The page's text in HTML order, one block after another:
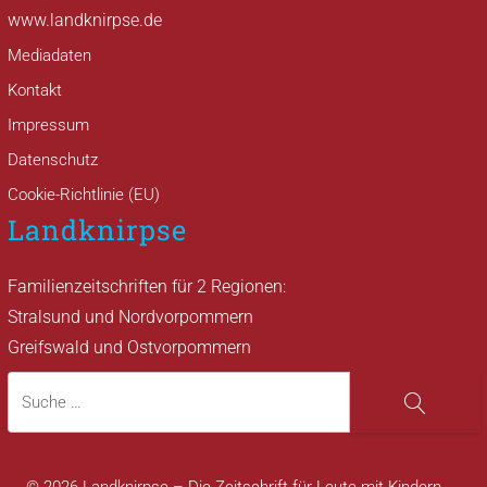
www.landknirpse.de
Mediadaten
Kontakt
Impressum
Datenschutz
Cookie-Richtlinie (EU)
Landknirpse
Familienzeitschriften für 2 Regionen:
Stralsund und Nordvorpommern
Greifswald und Ostvorpommern
Suche
Suche